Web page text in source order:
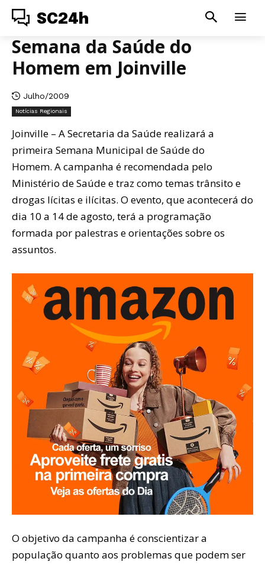
SC24h
Semana da Saúde do
Homem em Joinville
Julho/2009
Notícias Regionais
Joinville – A Secretaria da Saúde realizará a
primeira Semana Municipal de Saúde do
Homem. A campanha é recomendada pelo
Ministério de Saúde e traz como temas trânsito e
drogas lícitas e ilícitas. O evento, que acontecerá do
dia 10 a 14 de agosto, terá a programação
formada por palestras e orientações sobre os
assuntos.
O objetivo da campanha é conscientizar a
população quanto aos problemas que podem ser